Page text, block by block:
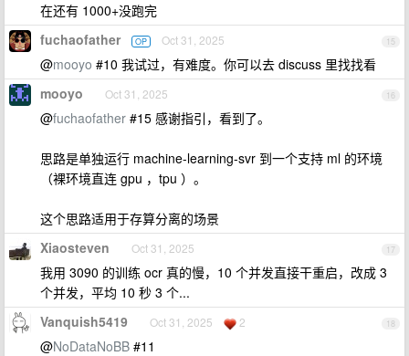
在还有 1000+没跑完
15
fuchaofather OP Oct 31, 2025
@mooyo #10 我试过，有难度。你可以去 discuss 里找找看
16
mooyo Oct 31, 2025
@fuchaofather #15 感谢指引，看到了。
思路是单独运行 machine-learning-svr 到一个支持 ml 的环境
（裸环境直连 gpu ，tpu ）。
这个思路适用于存算分离的场景
17
Xiaosteven Oct 31, 2025
我用 3090 的训练 ocr 真的慢，10 个并发直接干重启，改成 3
个并发，平均 10 秒 3 个...
18
Vanquish5419 Oct 31, 2025 2
@NoDataNoBB #11